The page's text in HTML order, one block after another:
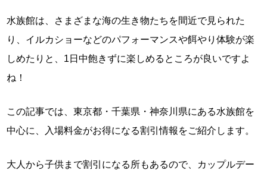
水族館は、さまざまな海の生き物たちを間近で見られた
り、イルカショーなどのパフォーマンスや餌やり体験が楽
しめたりと、1日中飽きずに楽しめるところが良いですよ
ね！
この記事では、東京都・千葉県・神奈川県にある水族館を
中心に、入場料金がお得になる割引情報をご紹介します。
大人から子供まで割引になる所もあるので、カップルデー